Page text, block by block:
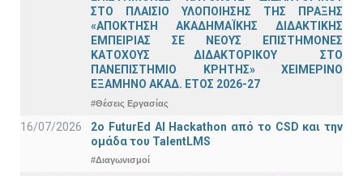
ΣΤΟ ΠΛΑΙΣΙΟ ΥΛΟΠΟΙΗΣΗΣ ΤΗΣ ΠΡΑΞΗΣ
«ΑΠΟΚΤΗΣΗ ΑΚΑΔΗΜΑΪΚΗΣ ΔΙΔΑΚΤΙΚΗΣ
ΕΜΠΕΙΡΙΑΣ ΣΕ ΝΕΟΥΣ ΕΠΙΣΤΗΜΟΝΕΣ
ΚΑΤΟΧΟΥΣ ΔΙΔΑΚΤΟΡΙΚΟΥ ΣΤΟ
ΠΑΝΕΠΙΣΤΗΜΙΟ ΚΡΗΤΗΣ» ΧΕΙΜΕΡΙΝΟ
ΕΞΑΜΗΝΟ ΑΚΑΔ. ΕΤΟΣ 2026-27
#Θέσεις Εργασίας
16/07/2026
2o FuturEd AI Hackathon από το CSD και την
ομάδα του TalentLMS
#Διαγωνισμοί